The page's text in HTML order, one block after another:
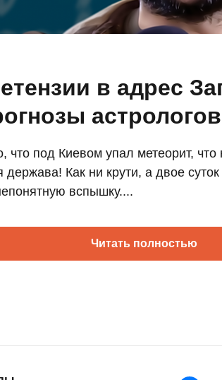
в адрес
астрологов
под Киевом упал метеорит, что
держава! Как ни крути, а двое
вспышку....
Читать полностью